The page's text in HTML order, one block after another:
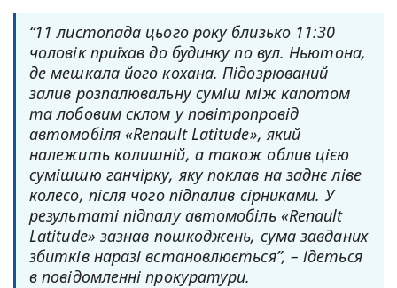
“11 листопада цього року близько 11:30
чоловік приїхав до будинку по вул. Ньютона,
де мешкала його кохана. Підозрюваний
залив розпалювальну суміш між капотом
та лобовим склом у повітропровід
автомобіля «Renault Latitude», який
належить колишній, а також облив цією
сумішшю ганчірку, яку поклав на заднє ліве
колесо, після чого підпалив сірниками. У
результаті підпалу автомобіль «Renault
Latitude» зазнав пошкоджень, сума завданих
збитків наразі встановлюється”, – ідеться
в повідомленні прокуратури.